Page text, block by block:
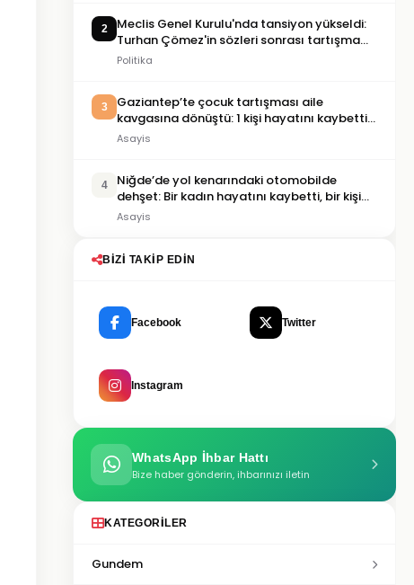
2
Meclis Genel Kurulu'nda tansiyon yükseldi:
Turhan Çömez'in sözleri sonrası tartışma
çıktı
Politika
3
Gaziantep’te çocuk tartışması aile
kavgasına dönüştü: 1 kişi hayatını kaybetti,
5 kişi yaralandı
Asayis
4
Niğde’de yol kenarındaki otomobilde
dehşet: Bir kadın hayatını kaybetti, bir kişi
ağır yaralandı
Asayis
BIZI TAKIP EDIN
Facebook Twitter
Instagram
WhatsApp İhbar Hattı
Bize haber gönderin, ihbarınızı iletin
KATEGORILER
Gundem